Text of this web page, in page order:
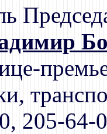
205-64-